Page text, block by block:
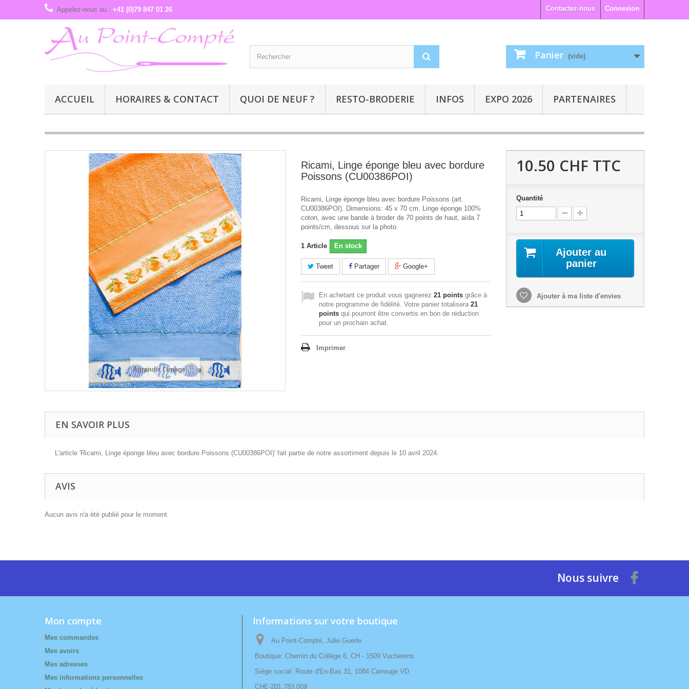
Connexion
Contactez-nous
Appelez-nous au : +41 (0)79 847 01 26
Panier (vide)
ACCUEIL HORAIRES & CONTACT QUOI DE NEUF ? RESTO-BRODERIE INFOS EXPO 2026 PARTENAIRES
Agrandir l'image
Ricami, Linge éponge bleu avec bordure
Poissons (CU00386POI)
Ricami, Linge éponge bleu avec bordure Poissons (art.
CU00386POI). Dimensions: 45 x 70 cm. Linge éponge 100%
coton, avec une bande à broder de 70 points de haut, aïda 7
points/cm, dessous sur la photo.
1 Article En stock
Tweet Partager Google+
En achetant ce produit vous gagnerez 21 points grâce à
notre programme de fidélité. Votre panier totalisera 21
points qui pourront être convertis en bon de réduction
pour un prochain achat.
Imprimer
10.50 CHF TTC
Quantité
Ajouter au
panier
Ajouter à ma liste d'envies
EN SAVOIR PLUS
L'article 'Ricami, Linge éponge bleu avec bordure Poissons (CU00386POI)' fait partie de notre assortiment depuis le 10 avril 2024.
AVIS
Aucun avis n'a été publié pour le moment.
Nous suivre
Mon compte
Mes commandes
Mes avoirs
Mes adresses
Mes informations personnelles
Informations sur votre boutique
Au Point-Compté, Julie Guerle
Boutique: Chemin du Collège 6, CH - 1509 Vucherens
Siège social: Route d'En-Bas 31, 1084 Carrouge VD
CHE-201.783.009